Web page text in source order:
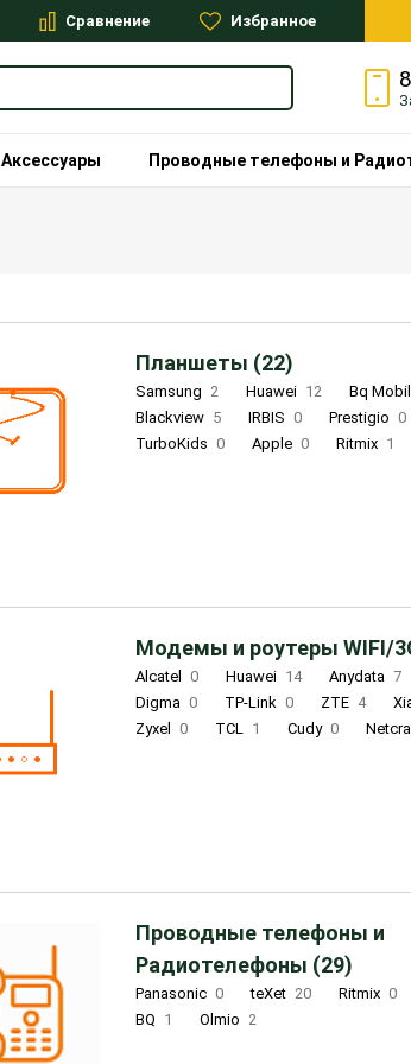
Сравнение Избранное
Аксессуары Проводные телефоны и
Планшеты (22)
Samsung 2 Huawei 12 Bq
Blackview 5 IRBIS 0 Prestigio 0
TurboKids 0 Apple 0 Ritmix 1
Модемы и роутеры WIFI/
Alcatel 0 Huawei 14 Anydata 7
Digma 0 TP-Link 0 ZTE 4
Zyxel
0 TCL 1 Cudy 0
Проводные телефоны и
Радиотелефоны (29)
Panasonic 0 teXet 20 Ritmix 0
BQ 1 Olmio 2